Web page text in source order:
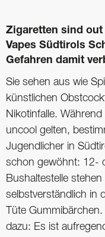
Zigaretten sind out
Vapes Südtirols
Gefahren damit
Sie sehen aus wie
künstlichen
Nikotinfalle.
uncool gelten,
Jugendlicher in
schon gewöhnt: 12-
Bushaltestelle
selbstverständlich in
Tüte
dazu: Es ist